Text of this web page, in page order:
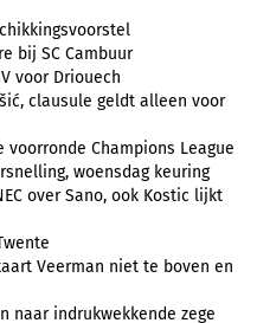
bij SC Cambuur
voor Driouech
clausule geldt alleen voor
voorronde Champions League
woensdag keuring
over Sano, ook Kostic lijkt
Veerman niet te boven en
naar indrukwekkende zege